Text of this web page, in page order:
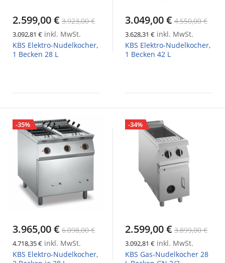
2.599,00 € 3.923,00 €
3.092,81 € inkl. MwSt.
KBS Elektro-Nudelkocher,
1 Becken 28 L
3.049,00 € 4.550,00 €
3.628,31 € inkl. MwSt.
KBS Elektro-Nudelkocher,
1 Becken 42 L
-35%
3.965,00 € 6.098,00 €
4.718,35 € inkl. MwSt.
KBS Elektro-Nudelkocher,
-34%
2.599,00 € 3.899,00 €
3.092,81 € inkl. MwSt.
KBS Gas-Nudelkocher 28